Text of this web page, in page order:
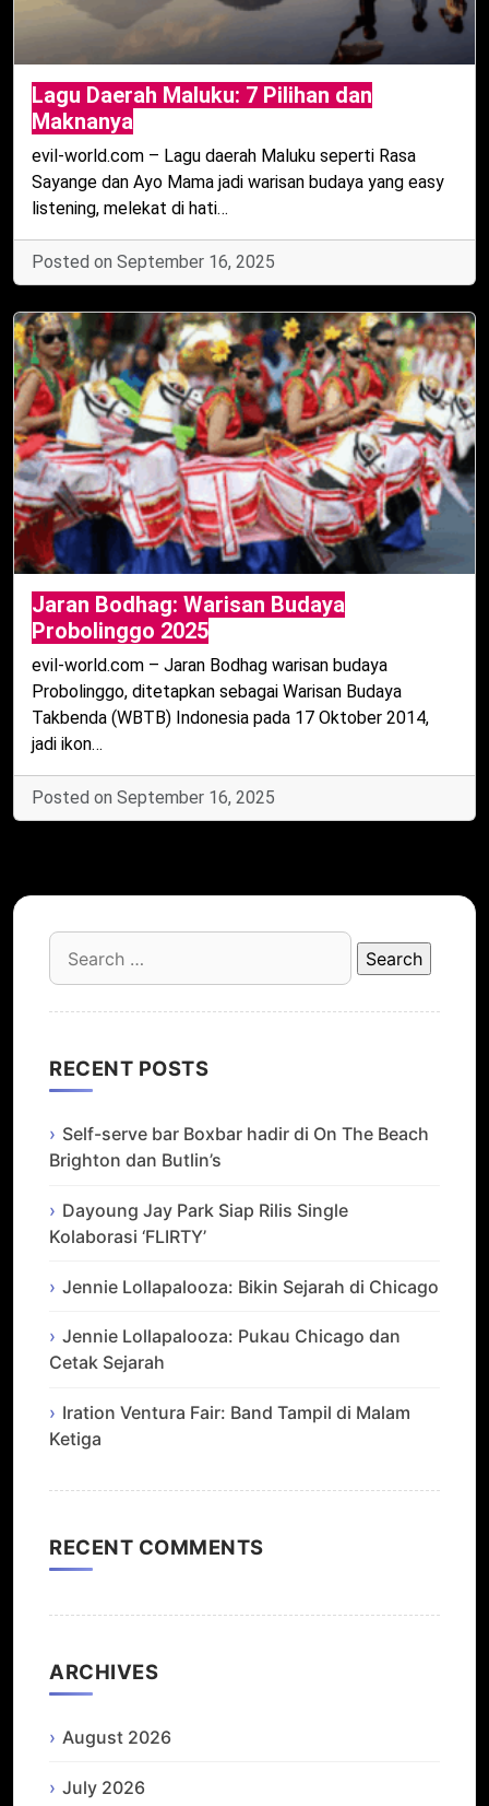
Lagu Daerah Maluku: 7 Pilihan dan
Maknanya
evil-world.com – Lagu daerah Maluku seperti Rasa
Sayange dan Ayo Mama jadi warisan budaya yang easy
listening, melekat di hati…
Posted on September 16, 2025
Jaran Bodhag: Warisan Budaya
Probolinggo 2025
evil-world.com – Jaran Bodhag warisan budaya
Probolinggo, ditetapkan sebagai Warisan Budaya
Takbenda (WBTB) Indonesia pada 17 Oktober 2014,
jadi ikon…
Posted on September 16, 2025
Search
for:
RECENT POSTS
Self-serve bar Boxbar hadir di On The Beach
Brighton dan Butlin’s
Dayoung Jay Park Siap Rilis Single
Kolaborasi ‘FLIRTY’
Jennie Lollapalooza: Bikin Sejarah di Chicago
Jennie Lollapalooza: Pukau Chicago dan
Cetak Sejarah
Iration Ventura Fair: Band Tampil di Malam
Ketiga
RECENT COMMENTS
ARCHIVES
August 2026
July 2026